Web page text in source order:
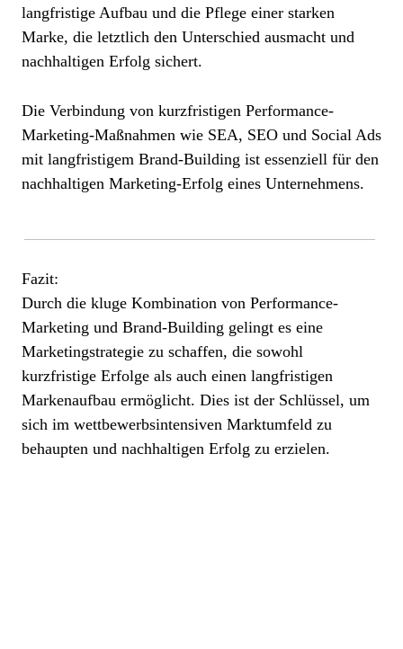
langfristige Aufbau und die Pflege einer starken
Marke, die letztlich den Unterschied ausmacht und
nachhaltigen Erfolg sichert.
Die Verbindung von kurzfristigen Performance-
Marketing-Maßnahmen wie SEA, SEO und Social Ads
mit langfristigem Brand-Building ist essenziell für den
nachhaltigen Marketing-Erfolg eines Unternehmens.
Fazit:
Durch die kluge Kombination von Performance-
Marketing und Brand-Building gelingt es eine
Marketingstrategie zu schaffen, die sowohl
kurzfristige Erfolge als auch einen langfristigen
Markenaufbau ermöglicht. Dies ist der Schlüssel, um
sich im wettbewerbsintensiven Marktumfeld zu
behaupten und nachhaltigen Erfolg zu erzielen.